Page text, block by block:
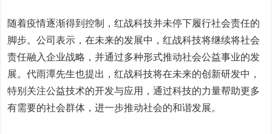
随着疫情逐渐得到控制，红战科技并未停下履行社会责任的
脚步。公司表示，在未来的发展中，红战科技将继续将社会
责任融入企业战略，并通过多种形式推动社会公益事业的发
展。代雨潭先生也提出，红战科技将在未来的创新研发中，
特别关注公益技术的开发与应用，通过科技的力量帮助更多
有需要的社会群体，进一步推动社会的和谐发展。